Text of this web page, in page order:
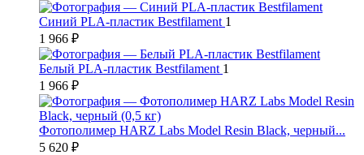
Синий PLA-пластик Bestfilament 1
1 966 ₽
Белый PLA-пластик Bestfilament 1
1 966 ₽
Фотополимер HARZ Labs Model Resin Black, черный...
5 620 ₽